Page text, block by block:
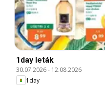
1day leták
30.07.2026- 12.08.2026
1day